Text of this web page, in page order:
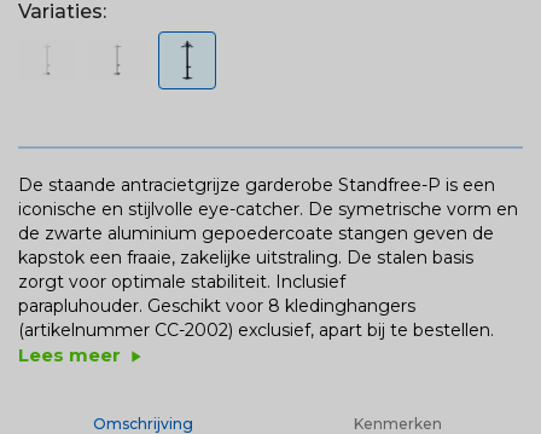
Variaties:
De staande antracietgrijze garderobe Standfree-P is een
iconische en stijlvolle eye-catcher. De symetrische vorm en
de zwarte aluminium gepoedercoate stangen geven de
kapstok een fraaie, zakelijke uitstraling. De stalen basis
zorgt voor optimale stabiliteit. Inclusief
parapluhouder. Geschikt voor 8 kledinghangers
(artikelnummer CC-2002) exclusief, apart bij te bestellen.
Lees meer play_arrow
Omschrijving Kenmerken